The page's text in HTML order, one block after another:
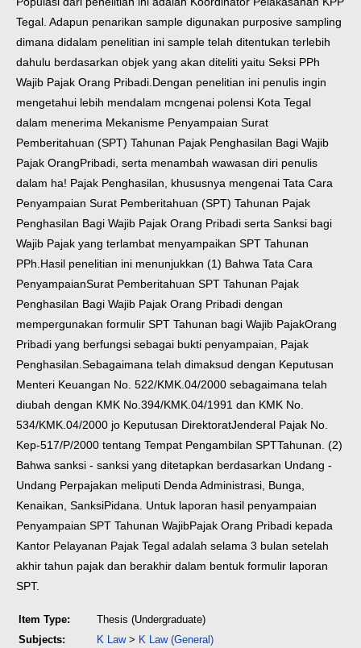
Tegal. Adapun penarikan sample digunakan purposive sampling
dimana didalam penelitian ini sample telah ditentukan terlebih
dahulu berdasarkan objek yang akan diteliti yaitu Seksi PPh
Wajib Pajak Orang Pribadi. Dengan penelitian ini penulis ingin
mengetahui lebih mendalam mcngenai polensi Kota Tegal
dalam menerima Mekanisme Penyampaian Surat
Pemberitahuan (SPT) Tahunan Pajak Penghasilan Bagi Wajib
Pajak OrangPribadi, serta menambah wawasan diri penulis
dalam ha! Pajak Penghasilan, khususnya mengenai Tata Cara
Penyampaian Surat Pemberitahuan (SPT) Tahunan Pajak
Penghasilan Bagi Wajib Pajak Orang Pribadi serta Sanksi bagi
Wajib Pajak yang terlambat menyampaikan SPT Tahunan
PPh. Hasil penelitian ini menunjukkan (1) Bahwa Tata Cara
PenyampaianSurat Pemberitahuan SPT Tahunan Pajak
Penghasilan Bagi Wajib Pajak Orang Pribadi dengan
mempergunakan formulir SPT Tahunan bagi Wajib PajakOrang
Pribadi yang berfungsi sebagai bukti penyampaian, Pajak
Penghasilan. Sebagaimana telah dimaksud dengan Keputusan
Menteri Keuangan No. 522/KMK.04/2000 sebagaimana telah
diubah dengan KMK No. 394/KMK.04/1991 dan KMK No.
534/KMK.04/2000 jo Keputusan DirektoratJenderal Pajak No.
Kep-517/P/2000 tentang Tempat Pengambilan SPTTahunan. (2)
Bahwa sanksi - sanksi yang ditetapkan berdasarkan Undang ­
Undang Perpajakan meliputi Denda Administrasi, Bunga,
Kenaikan, SanksiPidana. Untuk laporan hasil penyampaian
Penyampaian SPT Tahunan WajibPajak Orang Pribadi kepada
Kantor Pelayanan Pajak Tegal adalah selama 3 bulan setelah
akhir tahun pajak dan berakhir dalam bentuk formulir laporan
SPT.
Item Type:
Thesis (Undergraduate)
Subjects:
K Law> K Law (General)